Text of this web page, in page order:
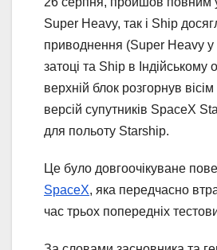
Super Heavy, так і Ship
приводнення (Super Heavy у
затоці та Ship в Індійському
верхній блок розгорнув
версій супутників SpaceX
для польоту Starship.
Це було довгоочікуване
SpaceX, яка передчасно
час трьох попередніх